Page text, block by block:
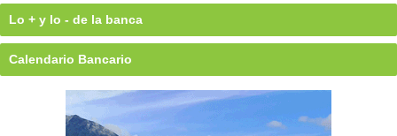
Lo + y lo - de la banca
Calendario Bancario